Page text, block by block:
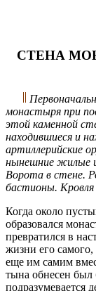
СТЕНА
монастыря при
этой каменной
находившиеся и
артиллерийские
нынешние жилые
Ворота в стене.
бастионы.
Когда около
образовался
превратился в
жизни его
еще им самим
тына обнесен был
подразумевается